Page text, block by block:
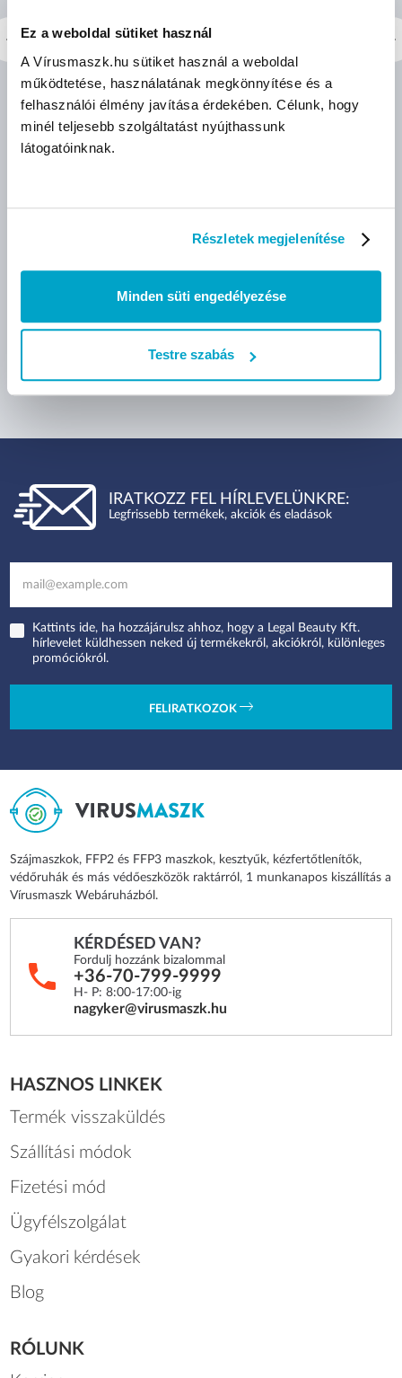
Ez a weboldal sütiket használ
A Vírusmaszk.hu sütiket használ a weboldal
működtetése, használatának megkönnyítése és a
felhasználói élmény javítása érdekében. Célunk, hogy
minél teljesebb szolgáltatást nyújthassunk
látogatóinknak.
Részletek megjelenítése
Minden süti engedélyezése
Testre szabás
vérnyomásmérő
(mandzsetta: 22-42 cm)
kék orvosi púdermentes
nitril kesztyű - M
2 159 Ft
IRATKOZZ FEL HÍRLEVELÜNKRE:
Legfrissebb termékek, akciók és eladások
Kattints ide, ha hozzájárulsz ahhoz, hogy a Legal Beauty Kft.
hírlevelet küldhessen neked új termékekről, akciókról, különleges
promóciókról.
FELIRATKOZOK
Szájmaszkok, FFP2 és FFP3 maszkok, kesztyűk, kézfertőtlenítők,
védőruhák és más védőeszközök raktárról, 1 munkanapos kiszállítás a
Vírusmaszk Webáruházból.
KÉRDÉSED VAN?
Fordulj hozzánk bizalommal
+36-70-799-9999
H- P: 8:00-17:00-ig
nagyker@virusmaszk.hu
HASZNOS LINKEK
Termék visszaküldés
Szállítási módok
Fizetési mód
Ügyfélszolgálat
Gyakori kérdések
Blog
RÓLUNK